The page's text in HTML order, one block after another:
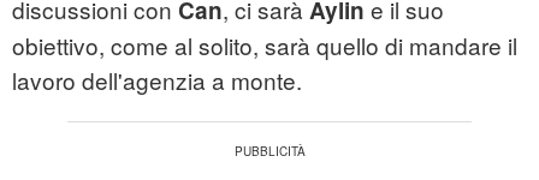
discussioni con Can, ci sarà Aylin e il suo
obiettivo, come al solito, sarà quello di mandare il
lavoro dell'agenzia a monte.